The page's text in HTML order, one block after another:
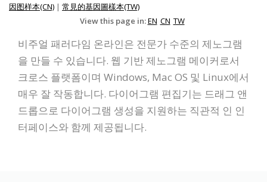
因图样本(CN) | 常見的基因圖樣本(TW)
View this page in:EN CN TW
비주얼 패러다임 온라인은 전문가 수준의 제노그램
을 만들 수 있습니다. 웹 기반 제노그램 메이커로서
크로스 플랫폼이며 Windows, Mac OS 및 Linux에서
매우 잘 작동합니다. 다이어그램 편집기는 드래그 앤
드롭으로 다이어그램 생성을 지원하는 직관적 인 인
터페이스와 함께 제공됩니다.